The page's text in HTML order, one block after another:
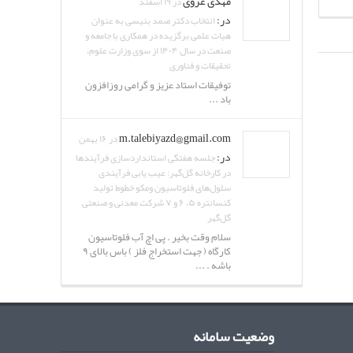
در:انتخاب دکتر صمد بنیسی به عنوان
هیات علمی برگزیده در همکاری با جامعه و
صنعت در سال ۱۴۰۴ از سوی وزارت علوم،
تحقیقات و فناوری
توفیقات استاد عزیز و گرامی روزافزون
باد ...
m.talebiyazd@gmail.comدر ۱۶ بهمن
در:جلسه هفتگی استانداردسازی فرآیندها
در کارخانه گل‌گهر: عیب یابی فرآیندی
سلول‌های فلوتاسیون ومکو خطوط تولید
کنسانتره ۵، ۶ و ۷ شرکت معدنی و صنعتی
گل‌گهر
سلام وقت بخیر . پی اچ آب فلوتاسیون
کارگاه ( جهت استخراج فلز ) باس بالای ۹
باشه . ...
وضعیت سامانه